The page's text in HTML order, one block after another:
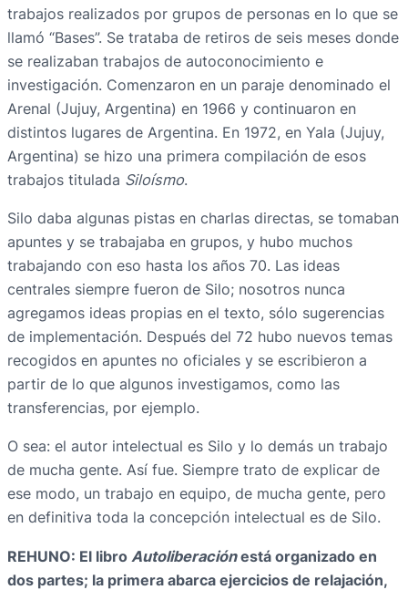
trabajos realizados por grupos de personas en lo que se
llamó “Bases”. Se trataba de retiros de seis meses donde
se realizaban trabajos de autoconocimiento e
investigación. Comenzaron en un paraje denominado el
Arenal (Jujuy, Argentina) en 1966 y continuaron en
distintos lugares de Argentina. En 1972, en Yala (Jujuy,
Argentina) se hizo una primera compilación de esos
trabajos titulada Siloísmo.
Silo daba algunas pistas en charlas directas, se tomaban
apuntes y se trabajaba en grupos, y hubo muchos
trabajando con eso hasta los años 70. Las ideas
centrales siempre fueron de Silo; nosotros nunca
agregamos ideas propias en el texto, sólo sugerencias
de implementación. Después del 72 hubo nuevos temas
recogidos en apuntes no oficiales y se escribieron a
partir de lo que algunos investigamos, como las
transferencias, por ejemplo.
O sea: el autor intelectual es Silo y lo demás un trabajo
de mucha gente. Así fue. Siempre trato de explicar de
ese modo, un trabajo en equipo, de mucha gente, pero
en definitiva toda la concepción intelectual es de Silo.
REHUNO: El libro Autoliberaciónestá organizado en
dos partes; la primera abarca ejercicios de relajación,